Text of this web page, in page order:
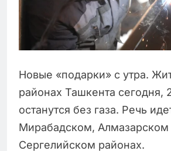
Новые «подарки» с утра.
районах Ташкента сегодня,
останутся без газа. Речь
Мирабадском, Алмазарском
Сергелийском районах.